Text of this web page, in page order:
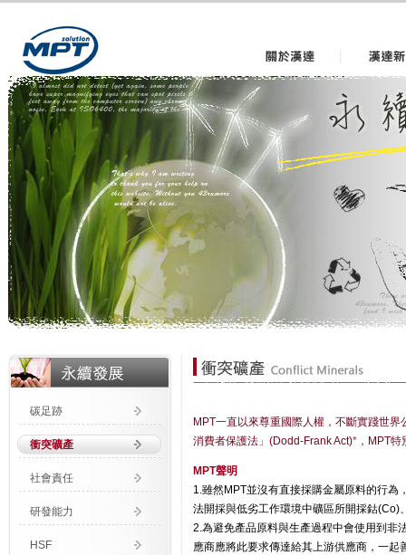
碳足跡
衝突礦產
社會責任
研發能力
HSF
MPT一直以來尊重國際人權，不斷實踐世
消費者保護法」(Dodd-Frank Act)*，MPT特
MPT聲明
1.雖然MPT並沒有直接採購金屬原料的行
法開採與低劣工作環境中礦區所開採鈷(Co)
2.為避免產品原料與生產過程中會使用到非
應商應將此要求傳達給其上游供應商，一起